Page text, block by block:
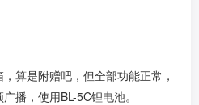
算是附赠吧，但全部功能正常，
播，使用BL-5C锂电池。